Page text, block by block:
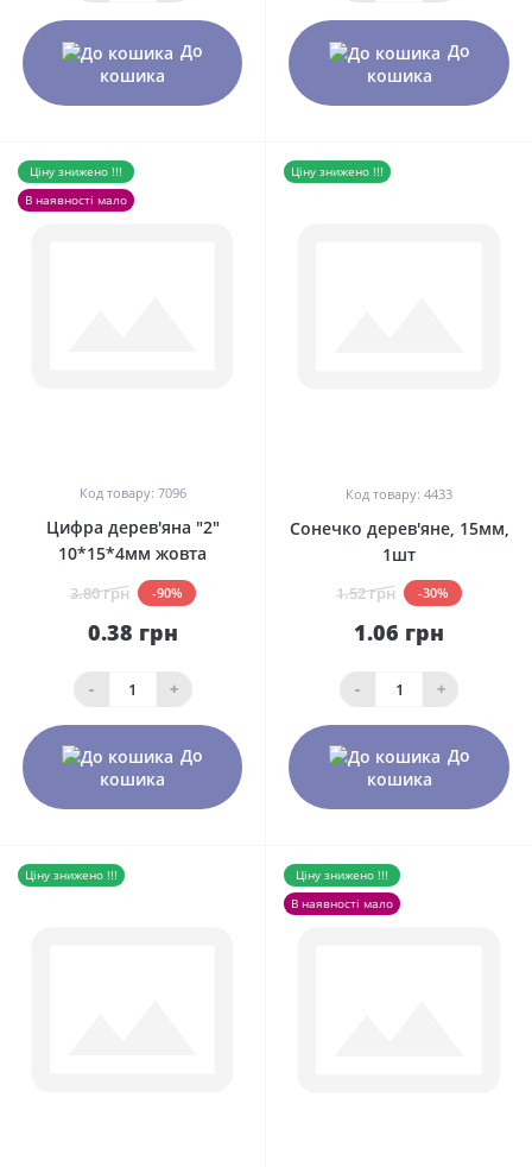
До
кошика
До
кошика
Ціну знижено !!!
В наявності мало
Код товару: 7096
Цифра дерев'яна "2"
10*15*4мм жовта
3.80 грн -90%
0.38 грн
- +
До
кошика
Ціну знижено !!!
Код товару: 4433
Сонечко дерев'яне, 15мм,
1шт
1.52 грн -30%
1.06 грн
- +
До
кошика
Ціну знижено !!!
Ціну знижено !!!
В наявності мало